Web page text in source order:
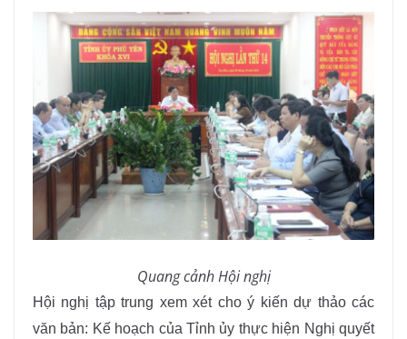
Quang cảnh Hội nghị
Hội nghị tập trung xem xét cho ý kiến dự thảo các
văn bản: Kế hoạch của Tỉnh ủy thực hiện Nghị quyết